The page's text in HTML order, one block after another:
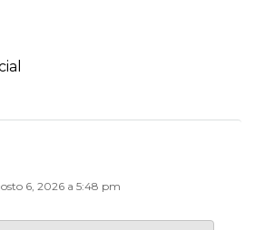
6, 2026 a 5:48 pm